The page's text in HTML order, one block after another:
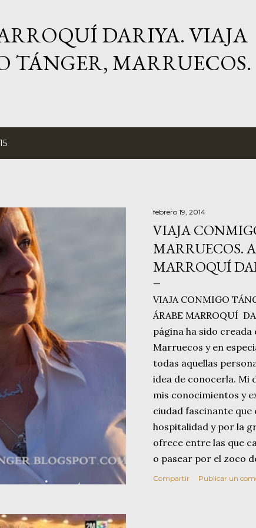
DARIYA. VIAJA
TÁNGER, MARRUECOS.
febrero 19, 2014
VIAJA
MARRUECOS.
MARROQUÍ
VIAJA CONMIGO
ÁRABE MARROQUÍ
página ha sido
Marruecos y en
todas aquellas
idea de conocerla. Mi
mis conocimientos y
ciudad fascinante
hospitalidad y por la
ofrece entre las que
o pasear por el zoco
artesanía, de sus
Compartir Publicar un